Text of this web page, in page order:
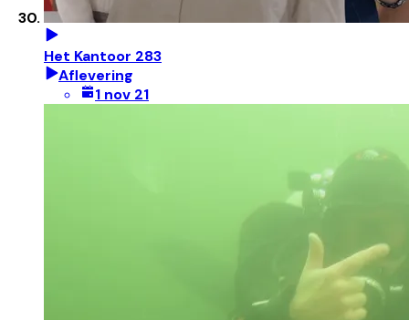
Het Kantoor 283
Aflevering
1 nov 21